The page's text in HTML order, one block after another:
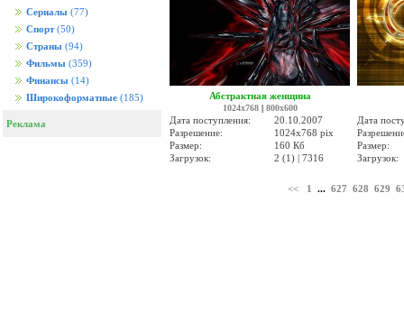
Сериалы (77)
Спорт (50)
Страны (94)
Фильмы (359)
Финансы (14)
Широкоформатные (185)
Реклама
Абстрактная женщина
1024x768| 800x600
Дата поступления:
20.10.2007
Разрешение:
1024x768 pix
Размер:
160 Кб
Загрузок:
2 (1) | 7316
Дата
Размер:
Загрузок:
<< 1 ... 627 628 629